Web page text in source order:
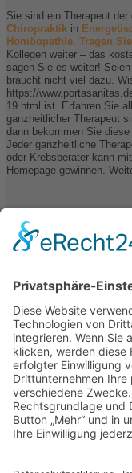
Sie sind ein Therapeut
Chiropraktik in
Homöopathie. Tragen
Kollegen weiter – das
sagen Sie es weiter!
braucht nicht viel dazu.
https://
19.html ist. Erfahren Sie
ganzheitlicher Therapeut
dann bekommen Sie
Jeder ganzheitliche
oder Krebsberater kann
Homepage gewinnen.